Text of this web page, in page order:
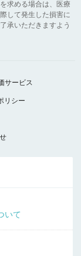
求める場合は、医療
して発生した損害に
承いただきますよう
サービス
リシー
いて